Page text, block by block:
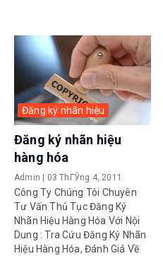
Đăng ký nhãn hiệu
Đăng ký nhãn hiệu
hàng hóa
Admin | 03 ThГЎng 4, 2011
Công Ty Chúng Tôi Chuyên
Tư Vấn Thủ Tục Đăng Ký
Nhãn Hiệu Hàng Hóa Với Nội
Dung : Tra Cứu Đăng Ký Nhãn
Hiệu Hàng Hóa, Đánh Giá Về